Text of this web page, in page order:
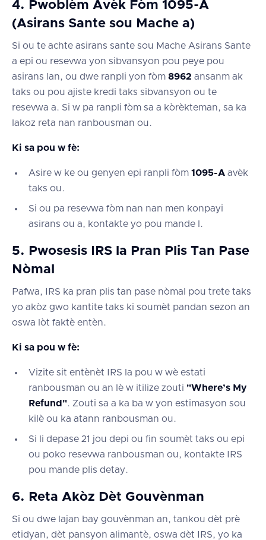
4. Pwoblèm Avèk Fòm 1095-A
(Asirans Sante sou Mache a)
Si ou te achte asirans sante sou Mache Asirans Sante
a epi ou resevwa yon sibvansyon pou peye pou
asirans lan, ou dwe ranpli yon fòm 8962 ansanm ak
taks ou pou ajiste kredi taks sibvansyon ou te
resevwa a. Si w pa ranpli fòm sa a kòrèkteman, sa ka
lakoz reta nan ranbousman ou.
Ki sa pou w fè:
Asire w ke ou genyen epi ranpli fòm 1095-A avèk
taks ou.
Si ou pa resevwa fòm nan nan men konpayi
asirans ou a, kontakte yo pou mande l.
5. Pwosesis IRS la Pran Plis Tan Pase
Nòmal
Pafwa, IRS ka pran plis tan pase nòmal pou trete taks
yo akòz gwo kantite taks ki soumèt pandan sezon an
oswa lòt faktè entèn.
Ki sa pou w fè:
Vizite sit entènèt IRS la pou w wè estati
ranbousman ou an lè w itilize zouti "Where’s My
Refund". Zouti sa a ka ba w yon estimasyon sou
kilè ou ka atann ranbousman ou.
Si li depase 21 jou depi ou fin soumèt taks ou epi
ou poko resevwa ranbousman ou, kontakte IRS
pou mande plis detay.
6. Reta Akòz Dèt Gouvènman
Si ou dwe lajan bay gouvènman an, tankou dèt prè
etidyan, dèt pansyon alimantè, oswa dèt IRS, yo ka